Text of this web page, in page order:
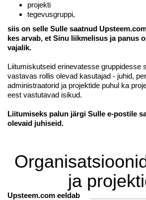
projekti
tegevusgruppi,
siis on selle Sulle saatnud
kes arvab, et Sinu liikmelisus ja panus
vajalik.
Liitumiskutseid erinevatesse gruppidesse
vastavas rollis olevad kasutajad - juhid,
administraatorid ja projektide puhul ka
eest vastutavad isikud.
Liitumiseks palun järgi Sulle e-postile
olevaid juhiseid.
ja
Upsteem.com eeldab